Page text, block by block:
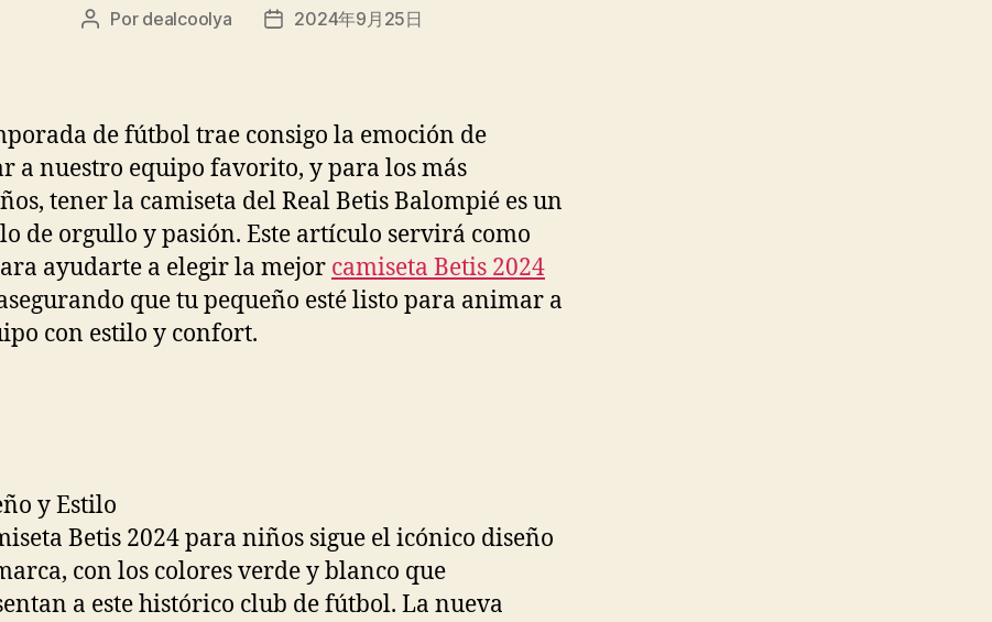
Autor
Por dealcoolya
Fecha2024年9月25日
de fútbol trae consigo la emoción de
a nuestro equipo favorito, y para los más
tener la camiseta del Real Betis Balompié es un
de orgullo y pasión. Este artículo servirá como
ayudarte a elegir la mejor camiseta Betis 2024
que tu pequeño esté listo para animar a
con estilo y confort.
y Estilo
Betis 2024 para niños sigue el icónico diseño
con los colores verde y blanco que
a este histórico club de fútbol. La nueva